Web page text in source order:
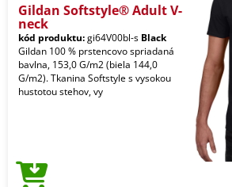
Gildan Softstyle® Adult V-
neck
kód produktu:gi64V00bl-s Black
Gildan 100 % prstencovo spriadaná
bavlna, 153,0 G/m2 (biela 144,0
G/m2). Tkanina Softstyle s vysokou
hustotou stehov, vy